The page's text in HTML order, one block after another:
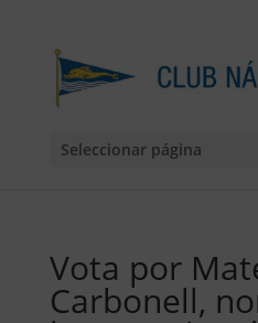
Seleccionar página
Vota por
Carbonell,